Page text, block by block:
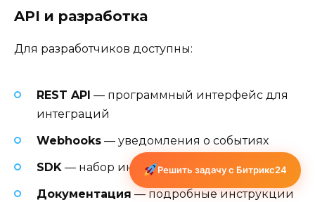
API и разработка
Для разработчиков доступны:
REST API — программный интерфейс для
интеграций
Webhooks — уведомления о событиях
SDK — набор инструментов для разработки
Документация — подробные инструкции
Решить задачу с Битрикс24